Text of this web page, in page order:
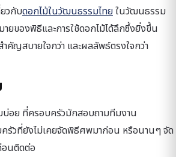
วกับดอกไม้ในวัฒนธรรมไทยในวัฒนธรรม
มายของพิธีและการใช้ดอกไม้ได้ลึกซึ้งยิ่งขึ้น
คัญสบายใจกว่า และผลลัพธ์ตรงใจกว่า
อย ที่ครอบครัวมักสอบถามทีมงาน
รัวที่ยังไม่เคยจัดพิธีศพมาก่อน หรือนานๆ จัด
อนติดต่อ